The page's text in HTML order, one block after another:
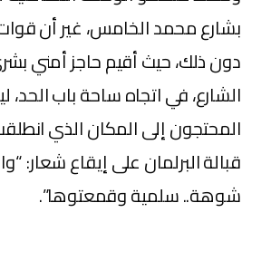
بشارع محمد الخامس، غير أن
دون ذلك، حيث أقيم حاجز أمني
الشارع، في اتجاه ساحة باب الحد،
المحتجون إلى المكان الذي
قبالة البرلمان على إيقاع شعار:
شوهة.. سلمية وقمعتوها”.